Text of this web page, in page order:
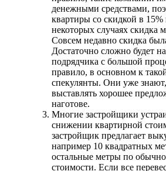
денежными средствами,
квартиры со скидкой в
некоторых случаях скидка
Совсем недавно скидка
Достаточно сложно будет
подрядчика с большой
правило, в основном к
спекулянты. Они уже знают,
выставлять хорошее
наготове.
Многие застройщики
снижении квартирной
застройщик предлагает
например 10 квадратных
остальные метры по
стоимости. Если все